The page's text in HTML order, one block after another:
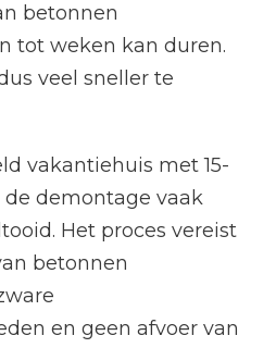
betonnen
tot weken kan duren.
veel sneller te
vakantiehuis met 15-
demontage vaak
Het proces vereist
betonnen
en geen afvoer van